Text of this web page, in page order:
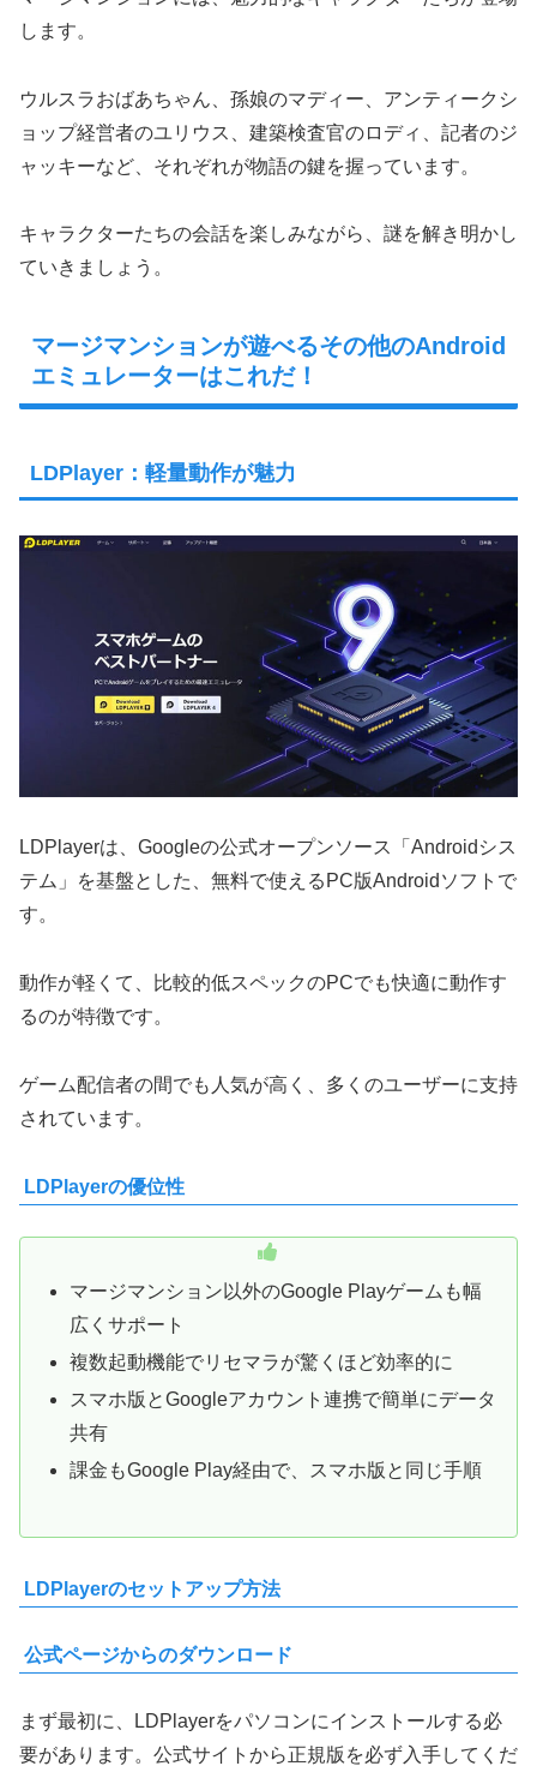
します。
ウルスラおばあちゃん、孫娘のマディー、アンティークシ
ョップ経営者のユリウス、建築検査官のロディ、記者のジ
ャッキーなど、それぞれが物語の鍵を握っています。
キャラクターたちの会話を楽しみながら、謎を解き明かし
ていきましょう。
マージマンションが遊べるその他のAndroid
エミュレーターはこれだ！
LDPlayer：軽量動作が魅力
LDPlayerは、Googleの公式オープンソース「Androidシス
テム」を基盤とした、無料で使えるPC版Androidソフトで
す。
動作が軽くて、比較的低スペックのPCでも快適に動作す
るのが特徴です。
ゲーム配信者の間でも人気が高く、多くのユーザーに支持
されています。
LDPlayerの優位性
マージマンション以外のGoogle Playゲームも幅
広くサポート
複数起動機能でリセマラが驚くほど効率的に
スマホ版とGoogleアカウント連携で簡単にデータ
共有
課金もGoogle Play経由で、スマホ版と同じ手順
LDPlayerのセットアップ方法
公式ページからのダウンロード
まず最初に、LDPlayerをパソコンにインストールする必
要があります。公式サイトから正規版を必ず入手してくだ